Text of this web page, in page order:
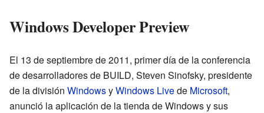
Windows Developer Preview
El 13 de septiembre de 2011, primer día de la conferencia
de desarrolladores de BUILD, Steven Sinofsky, presidente
de la división WindowsyWindows Livede Microsoft,
anunció la aplicación de la tienda de Windows y sus